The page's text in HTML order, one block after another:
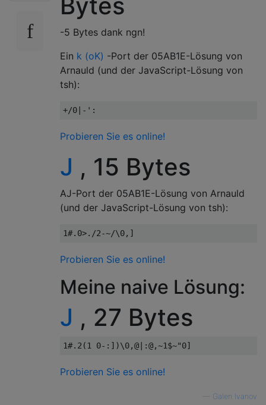
-5 Bytes dank ngn!
Ein k (oK) -Port der 05AB1E-Lösung von
Arnauld (und der JavaScript-Lösung von
tsh):
Probieren Sie es online!
J , 15 Bytes
AJ-Port der 05AB1E-Lösung von Arnauld
(und der JavaScript-Lösung von tsh):
Probieren Sie es online!
Meine naive Lösung:
J , 27 Bytes
Probieren Sie es online!
Galen Ivanov